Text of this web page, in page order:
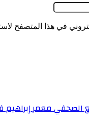
في هذا المتصفح
معمر إبراهيم